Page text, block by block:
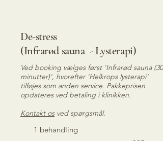
De-stress
(Infrarød sauna - Lysterapi)
Ved booking vælges først 'Infrarød sauna (30
minutter)', hvorefter 'Helkrops lysterapi'
tilføjes som anden service. Pakkeprisen
opdateres ved betaling i klinikken.
Kontakt osved spørgsmål.
1 behandling